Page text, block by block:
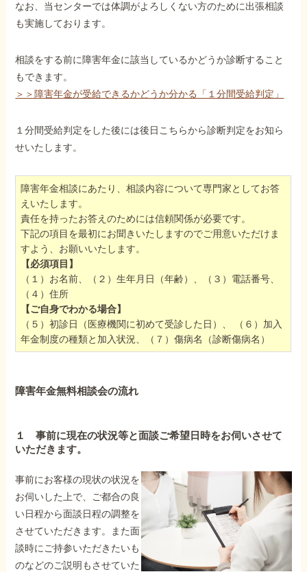
なお、当センターでは体調がよろしくない方のために出張相談
も実施しております。
相談をする前に障害年金に該当しているかどうか診断すること
もできます。
＞＞障害年金が受給できるかどうか分かる「１分間受給判定」
１分間受給判定をした後には後日こちらから診断判定をお知ら
せいたします。
障害年金相談にあたり、相談内容について専門家としてお答
えいたします。
責任を持ったお答えのためには信頼関係が必要です。
下記の項目を最初にお聞きいたしますのでご用意いただけま
すよう、お願いいたします。
【必須項目】
（１）お名前、（２）生年月日（年齢）、（３）電話番号、
（４）住所
【ご自身でわかる場合】
（５）初診日（医療機関に初めて受診した日）、 （６）加入
年金制度の種類と加入状況、（７）傷病名（診断傷病名）
障害年金無料相談会の流れ
１ 事前に現在の状況等と面談ご希望日時をお伺いさせて
いただきます。
事前にお客様の現状の状況を
お伺いした上で、ご都合の良
い日程から面談日程の調整を
させていただきます。また面
談時にご持参いただきたいも
のなどのご説明もさせていた